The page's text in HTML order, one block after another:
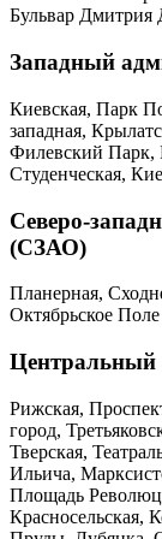
Бульвар Дмитрия
Западный
Киевская, Парк
западная,
Филевский Парк,
Студенческая,
Северо-
(СЗАО)
Планерная,
Октябрьское Поле
Рижская,
город,
Тверская,
Ильича,
Площадь
Красносельская,